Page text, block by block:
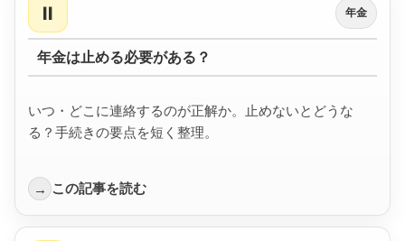
⏸️ 年金
年金は止める必要がある？
いつ・どこに連絡するのが正解か。止めないとどうな
る？手続きの要点を短く整理。
→ この記事を読む